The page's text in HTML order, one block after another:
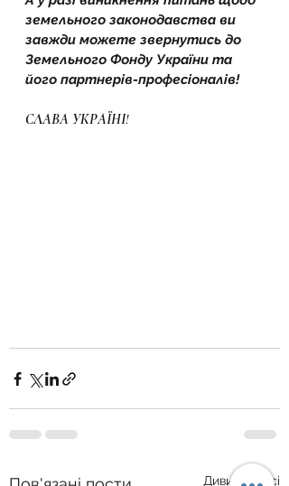
земельного законодавства ви
завжди можете звернутись до
Земельного Фонду України та
його партнерів-професіоналів!
СЛАВА УКРАЇНІ!
Дивитися всі